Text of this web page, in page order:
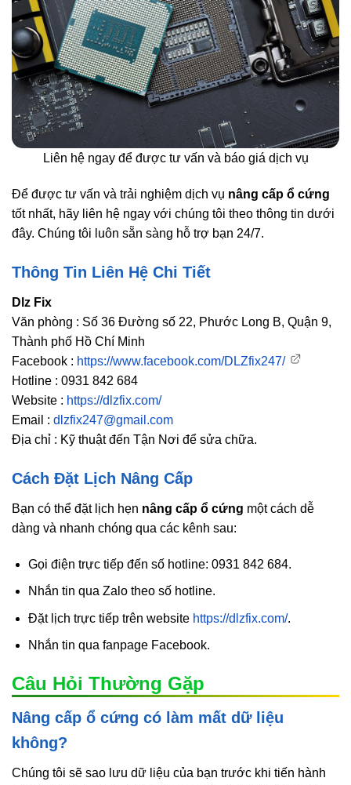
Liên hệ ngay để được tư vấn và báo giá dịch vụ
Để được tư vấn và trải nghiệm dịch vụ nâng cấp ổ cứng
tốt nhất, hãy liên hệ ngay với chúng tôi theo thông tin dưới
đây. Chúng tôi luôn sẵn sàng hỗ trợ bạn 24/7.
Thông Tin Liên Hệ Chi Tiết
Dlz Fix
Văn phòng : Số 36 Đường số 22, Phước Long B, Quận 9,
Thành phố Hồ Chí Minh
Facebook : https://www.facebook.com/DLZfix247/
Hotline : 0931 842 684
Website : https://dlzfix.com/
Email : dlzfix247@gmail.com
Địa chỉ : Kỹ thuật đến Tận Nơi để sửa chữa.
Cách Đặt Lịch Nâng Cấp
Bạn có thể đặt lịch hẹn nâng cấp ổ cứng một cách dễ
dàng và nhanh chóng qua các kênh sau:
Gọi điện trực tiếp đến số hotline: 0931 842 684.
Nhắn tin qua Zalo theo số hotline.
Đặt lịch trực tiếp trên website https://dlzfix.com/.
Nhắn tin qua fanpage Facebook.
Câu Hỏi Thường Gặp
Nâng cấp ổ cứng có làm mất dữ liệu
không?
Chúng tôi sẽ sao lưu dữ liệu của bạn trước khi tiến hành